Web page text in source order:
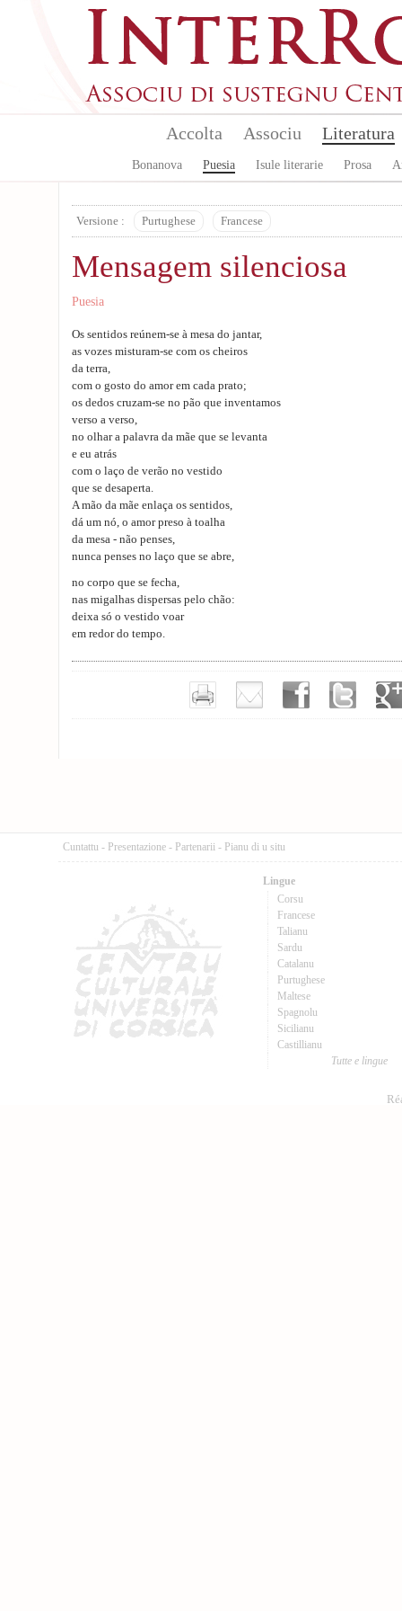
Accolta Associu Literatura
Bonanova Puesia Isule literarie Prosa
Versione : Purtughese Francese
Mensagem silenciosa
Puesia
Os sentidos reúnem-se à mesa do jantar,
as vozes misturam-se com os cheiros
da terra,
com o gosto do amor em cada prato;
os dedos cruzam-se no pão que inventamos
verso a verso,
no olhar a palavra da mãe que se levanta
e eu atrás
com o laço de verão no vestido
que se desaperta.
A mão da mãe enlaça os sentidos,
dá um nó, o amor preso à toalha
da mesa - não penses,
nunca penses no laço que se abre,
no corpo que se fecha,
nas migalhas dispersas pelo chão:
deixa só o vestido voar
em redor do tempo.
Cuntattu - Presentazione - Partenarii - Pianu di u situ
Lingue
Corsu
Francese
Talianu
Sardu
Catalanu
Purtughese
Maltese
Spagnolu
Sicilianu
Castillianu
Tutte e lingue